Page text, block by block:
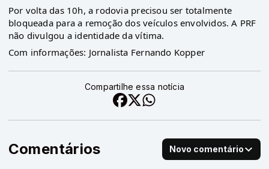
Por volta das 10h, a rodovia precisou ser totalmente
bloqueada para a remoção dos veículos envolvidos. A PRF
não divulgou a identidade da vítima.
Com informações: Jornalista Fernando Kopper
Compartilhe essa notícia
Comentários Novo comentário